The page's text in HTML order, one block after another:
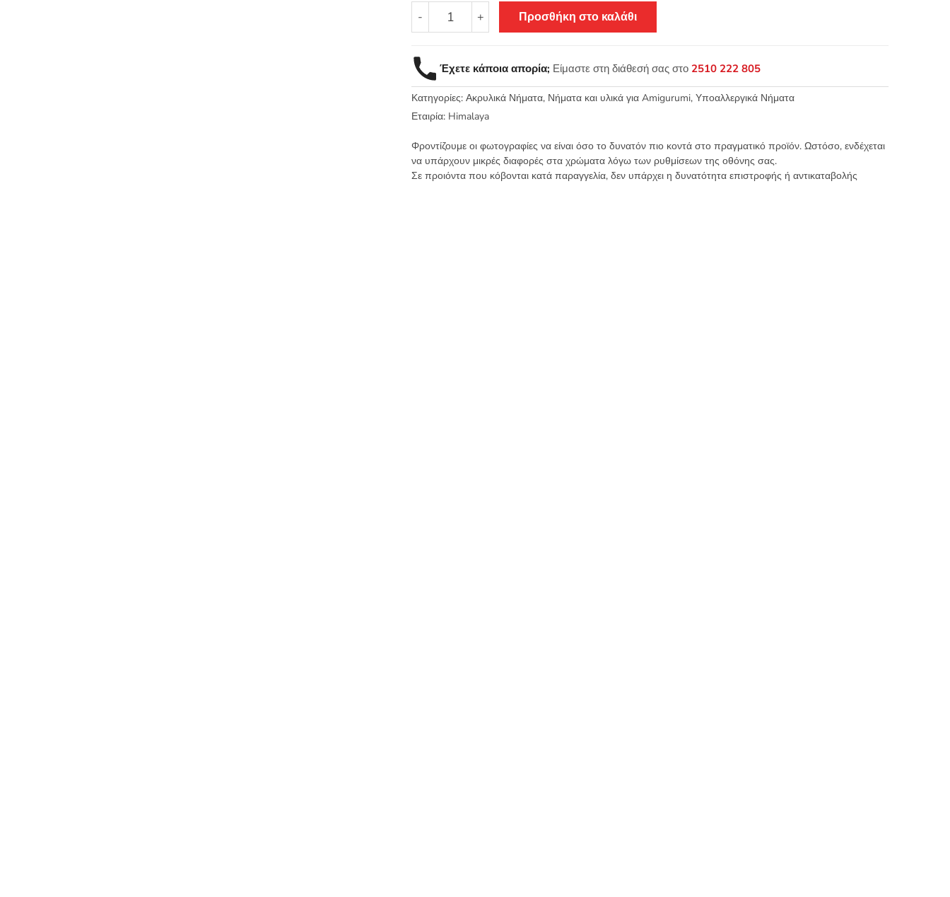
-
Dolphin
Baby
Βελουτέ
νήμα
Πλεξίματος
100γρ.
ποσότητα
+ Προσθήκη στο καλάθι
Έχετε κάποια απορία; Είμαστε στη διάθεσή σας στο 2510 222 805
Κατηγορίες: Ακρυλικά Νήματα, Νήματα και υλικά για Amigurumi, Υποαλλεργικά Νήματα
Εταιρία: Himalaya
Φροντίζουμε οι φωτογραφίες να είναι όσο το δυνατόν πιο κοντά στο πραγματικό προϊόν. Ωστόσο, ενδέχεται
να υπάρχουν μικρές διαφορές στα χρώματα λόγω των ρυθμίσεων της οθόνης σας.
Σε προιόντα που κόβονται κατά παραγγελία, δεν υπάρχει η δυνατότητα επιστροφής ή αντικαταβολής